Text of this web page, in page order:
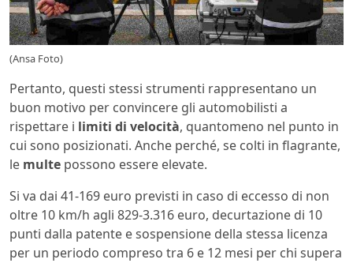
(Ansa Foto)
Pertanto, questi stessi strumenti rappresentano un
buon motivo per convincere gli automobilisti a
rispettare i limiti di velocità, quantomeno nel punto in
cui sono posizionati. Anche perché, se colti in flagrante,
le multe possono essere elevate.
Si va dai 41-169 euro previsti in caso di eccesso di non
oltre 10 km/h agli 829-3.316 euro, decurtazione di 10
punti dalla patente e sospensione della stessa licenza
per un periodo compreso tra 6 e 12 mesi per chi supera